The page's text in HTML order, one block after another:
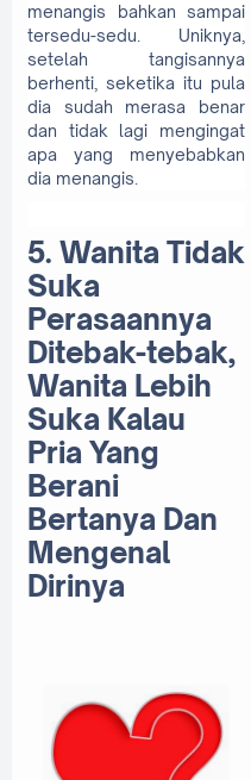
menangis bahkan sampai
tersedu-sedu. Uniknya,
setelah tangisannya
berhenti, seketika itu pula
dia sudah merasa benar
dan tidak lagi mengingat
apa yang menyebabkan
dia menangis.
5. Wanita Tidak
Suka
Perasaannya
Ditebak-tebak,
Wanita Lebih
Suka Kalau
Pria Yang
Berani
Bertanya Dan
Mengenal
Dirinya